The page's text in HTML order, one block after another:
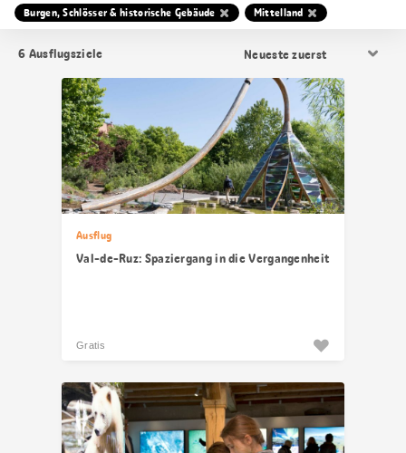
Burgen, Schlösser & historische Gebäude Mittelland
6 Ausflugsziele
Sortierung
Ausflug
Val-de-Ruz: Spaziergang in die Vergangenheit
Gratis